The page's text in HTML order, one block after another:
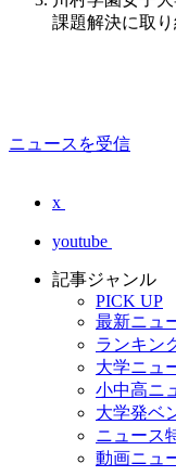
課題解決に取り
ニュースを受信
x
youtube
記事ジャンル
PICK UP
最新ニュ
ランキン
大学ニュ
小中高ニ
大学発ベ
ニュース
動画ニュ